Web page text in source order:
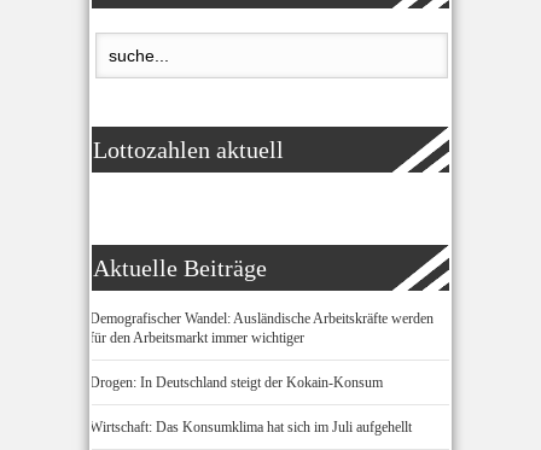
Lottozahlen aktuell
Aktuelle Beiträge
Demografischer Wandel: Ausländische Arbeitskräfte werden
für den Arbeitsmarkt immer wichtiger
Drogen: In Deutschland steigt der Kokain-Konsum
Wirtschaft: Das Konsumklima hat sich im Juli aufgehellt